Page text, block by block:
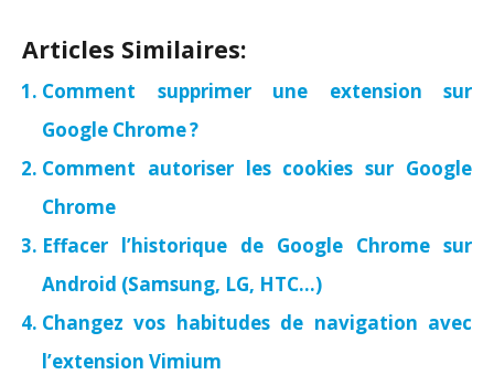
Articles Similaires:
Comment supprimer une extension sur
Google Chrome ?
Comment autoriser les cookies sur Google
Chrome
Effacer l’historique de Google Chrome sur
Android (Samsung, LG, HTC…)
Changez vos habitudes de navigation avec
l’extension Vimium